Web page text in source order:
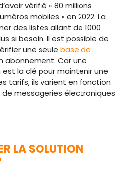
vérifié « 80 millions
mobiles » en 2022. La
des listes allant de 1000
si besoin. Il est possible de
une seule base de
abonnement. Car une
la clé pour maintenir une
tarifs, ils varient en fonction
messageries électroniques
LA SOLUTION